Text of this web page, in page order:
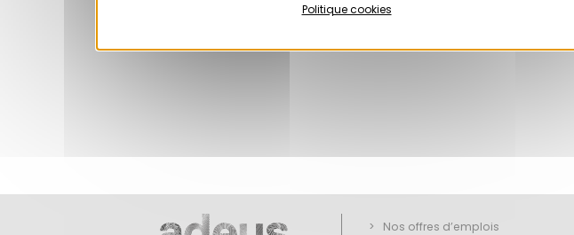
Nos offres d’emplois
Politique cookies